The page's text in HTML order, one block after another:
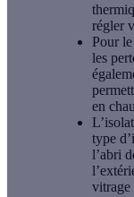
régler
Pour le
les
en
type
l’abri
vitrage